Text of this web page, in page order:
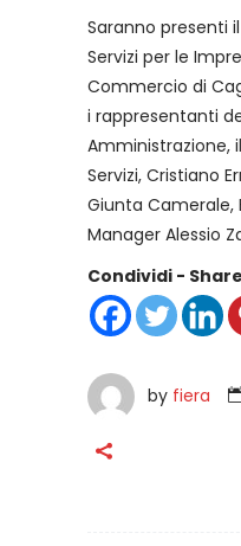
Saranno presenti
Servizi per le
Commercio di
i rappresentanti
Amministrazione,
Servizi, Cristiano
Giunta Camerale,
Manager Alessio
Condividi - Share
by fiera